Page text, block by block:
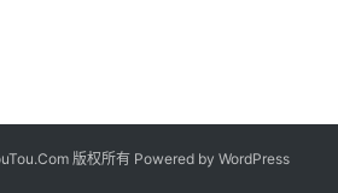
版权所有 Powered by WordPress